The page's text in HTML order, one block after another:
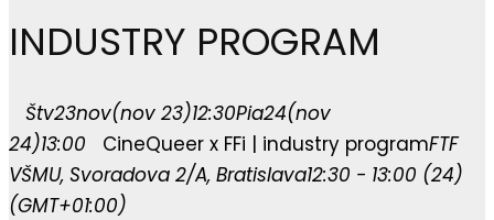
INDUSTRY PROGRAM
Štv23nov(nov 23)12:30Pia24(nov
24)13:00 CineQueer x FFi | industry programFTF
VŠMU, Svoradova 2/A, Bratislava12:30 - 13:00 (24)
(GMT+01:00)